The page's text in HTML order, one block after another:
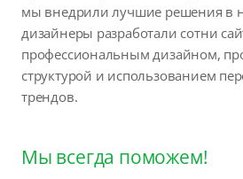
мы внедрили лучшие решения в
дизайнеры разработали сотни
профессиональным дизайном,
структурой и использованием
трендов.
Мы всегда поможем!